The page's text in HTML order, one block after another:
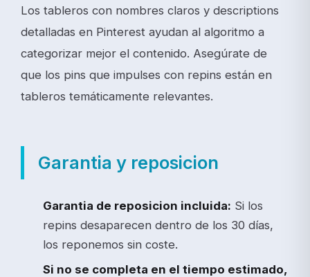
Los tableros con nombres claros y descriptions
detalladas en Pinterest ayudan al algoritmo a
categorizar mejor el contenido. Asegúrate de
que los pins que impulses con repins están en
tableros temáticamente relevantes.
Garantia y reposicion
Garantia de reposicion incluida: Si los
repins desaparecen dentro de los 30 días,
los reponemos sin coste.
Si no se completa en el tiempo estimado,